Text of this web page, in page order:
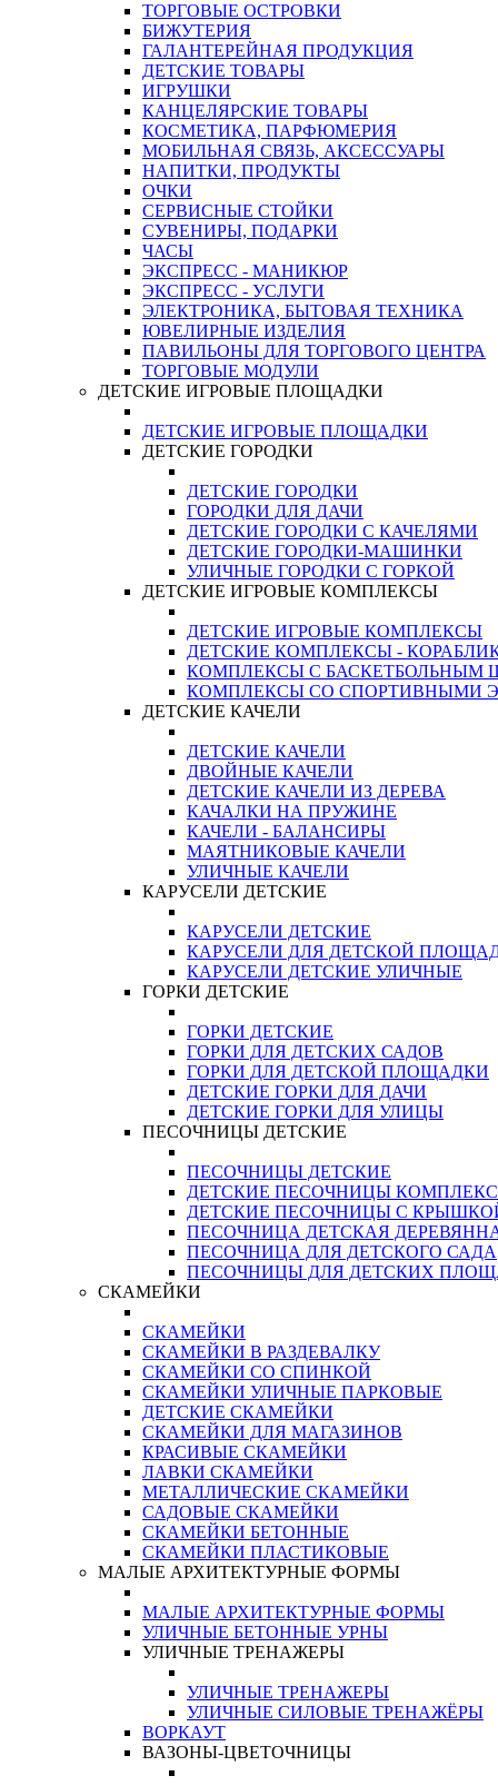
ТОРГОВЫЕ ОСТРОВКИ
БИЖУТЕРИЯ
ГАЛАНТЕРЕЙНАЯ ПРОДУКЦИЯ
ДЕТСКИЕ ТОВАРЫ
ИГРУШКИ
КАНЦЕЛЯРСКИЕ ТОВАРЫ
КОСМЕТИКА, ПАРФЮМЕРИЯ
МОБИЛЬНАЯ СВЯЗЬ, АКСЕССУАРЫ
НАПИТКИ, ПРОДУКТЫ
ОЧКИ
СЕРВИСНЫЕ СТОЙКИ
СУВЕНИРЫ, ПОДАРКИ
ЧАСЫ
ЭКСПРЕСС - МАНИКЮР
ЭКСПРЕСС - УСЛУГИ
ЭЛЕКТРОНИКА, БЫТОВАЯ ТЕХНИКА
ЮВЕЛИРНЫЕ ИЗДЕЛИЯ
ПАВИЛЬОНЫ ДЛЯ ТОРГОВОГО ЦЕНТРА
ТОРГОВЫЕ МОДУЛИ
ДЕТСКИЕ ИГРОВЫЕ ПЛОЩАДКИ
ДЕТСКИЕ ИГРОВЫЕ ПЛОЩАДКИ
ДЕТСКИЕ ГОРОДКИ
ДЕТСКИЕ ГОРОДКИ
ГОРОДКИ ДЛЯ ДАЧИ
ДЕТСКИЕ ГОРОДКИ С КАЧЕЛЯМИ
ДЕТСКИЕ ГОРОДКИ-МАШИНКИ
УЛИЧНЫЕ ГОРОДКИ С ГОРКОЙ
ДЕТСКИЕ ИГРОВЫЕ КОМПЛЕКСЫ
ДЕТСКИЕ ИГРОВЫЕ КОМПЛЕКСЫ
ДЕТСКИЕ КОМПЛЕКСЫ -
КОМПЛЕКСЫ С БАСКЕТБОЛЬНЫМ
КОМПЛЕКСЫ СО СПОРТИВНЫМИ
ДЕТСКИЕ КАЧЕЛИ
ДЕТСКИЕ КАЧЕЛИ
ДВОЙНЫЕ КАЧЕЛИ
ДЕТСКИЕ КАЧЕЛИ ИЗ ДЕРЕВА
КАЧАЛКИ НА ПРУЖИНЕ
КАЧЕЛИ - БАЛАНСИРЫ
МАЯТНИКОВЫЕ КАЧЕЛИ
УЛИЧНЫЕ КАЧЕЛИ
КАРУСЕЛИ ДЕТСКИЕ
КАРУСЕЛИ ДЕТСКИЕ
КАРУСЕЛИ ДЛЯ ДЕТСКОЙ
КАРУСЕЛИ ДЕТСКИЕ УЛИЧНЫЕ
ГОРКИ ДЕТСКИЕ
ГОРКИ ДЕТСКИЕ
ГОРКИ ДЛЯ ДЕТСКИХ САДОВ
ГОРКИ ДЛЯ ДЕТСКОЙ ПЛОЩАДКИ
ДЕТСКИЕ ГОРКИ ДЛЯ ДАЧИ
ДЕТСКИЕ ГОРКИ ДЛЯ УЛИЦЫ
ПЕСОЧНИЦЫ ДЕТСКИЕ
ПЕСОЧНИЦЫ ДЕТСКИЕ
ДЕТСКИЕ ПЕСОЧНИЦЫ
ДЕТСКИЕ ПЕСОЧНИЦЫ С
ПЕСОЧНИЦА ДЕТСКАЯ
ПЕСОЧНИЦА ДЛЯ ДЕТСКОГО САДА
ПЕСОЧНИЦЫ ДЛЯ ДЕТСКИХ
СКАМЕЙКИ
СКАМЕЙКИ
СКАМЕЙКИ В РАЗДЕВАЛКУ
СКАМЕЙКИ СО СПИНКОЙ
СКАМЕЙКИ УЛИЧНЫЕ ПАРКОВЫЕ
ДЕТСКИЕ СКАМЕЙКИ
СКАМЕЙКИ ДЛЯ МАГАЗИНОВ
КРАСИВЫЕ СКАМЕЙКИ
ЛАВКИ СКАМЕЙКИ
МЕТАЛЛИЧЕСКИЕ СКАМЕЙКИ
САДОВЫЕ СКАМЕЙКИ
СКАМЕЙКИ БЕТОННЫЕ
СКАМЕЙКИ ПЛАСТИКОВЫЕ
МАЛЫЕ АРХИТЕКТУРНЫЕ ФОРМЫ
МАЛЫЕ АРХИТЕКТУРНЫЕ ФОРМЫ
УЛИЧНЫЕ БЕТОННЫЕ УРНЫ
УЛИЧНЫЕ ТРЕНАЖЕРЫ
УЛИЧНЫЕ ТРЕНАЖЕРЫ
УЛИЧНЫЕ СИЛОВЫЕ ТРЕНАЖЁРЫ
ВОРКАУТ
ВАЗОНЫ-ЦВЕТОЧНИЦЫ